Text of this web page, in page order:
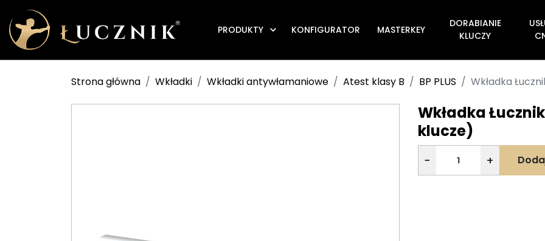
PRODUKTY  KONFIGURATOR MASTERKEY
DORABIANIE
KLUCZY
Strona główna Wkładki Wkładki antywłamaniowe Atest klasy B BP PLUS Wkładka
Wkładka
klucze)
− +